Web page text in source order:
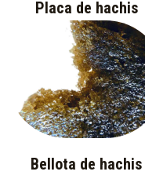
Placa de hachis
Bellota de hachis